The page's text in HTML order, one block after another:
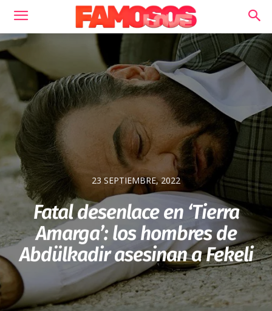
23 SEPTIEMBRE, 2022
Fatal desenlace en ‘Tierra
Amarga’: los hombres de
Abdülkadir asesinan a Fekeli